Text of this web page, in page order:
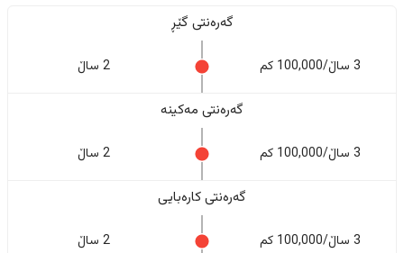
گەرەنتی گێڕ
3 ساڵ/100,000 کم 2 ساڵ
گەرەنتی مەکینە
3 ساڵ/100,000 کم 2 ساڵ
گەرەنتی کارەبایی
3 ساڵ/100,000 کم 2 ساڵ